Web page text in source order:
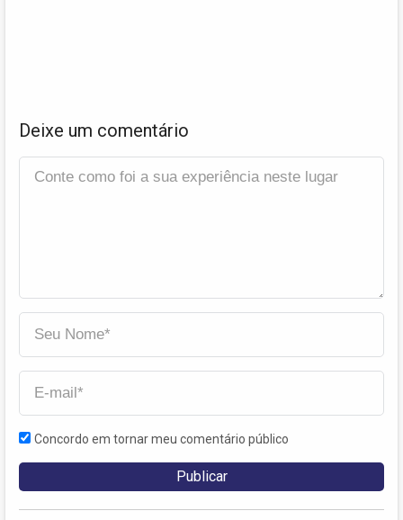
Deixe um comentário
Concordo em tornar meu comentário público